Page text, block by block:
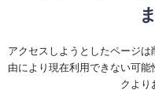
アクセスしようとしたページ
由により現在利用できない可
クより